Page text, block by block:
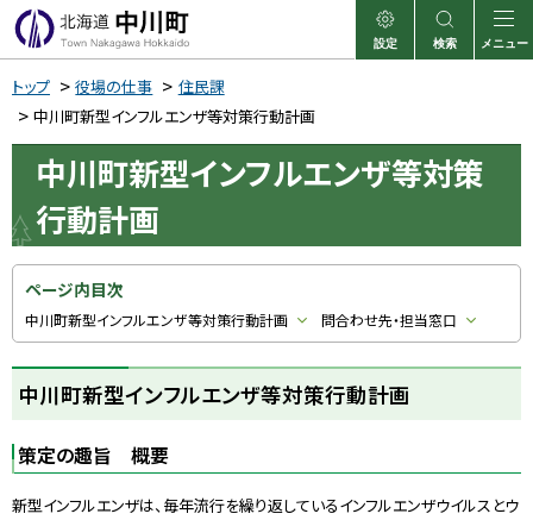
本
へ
ニ
ー
へ
中川町 表示
設定
検索
サイト内検索
メニュー
トップ 役場の仕事
住民課
中川町新型インフルエンザ等対策行動計画
中川町新型インフルエンザ等対策
行動計画
ページ内目次
中川町新型インフルエンザ等対策行動計画 問合わせ先・担当窓口
中川町新型インフルエンザ等対策行動計画
策定の趣旨 概要
新型インフルエンザは、毎年流行を繰り返しているインフルエンザウイルスとウ